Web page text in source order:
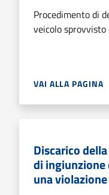
Procedimento di
veicolo
VAI ALLA PAGINA
Discarico
di
una violazione